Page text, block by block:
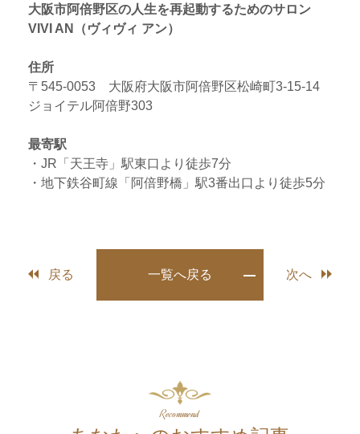
大阪市阿倍野区の人生を再起動するためのサロン
VIVI AN（ヴィヴィ アン）
住所
〒545-0053 大阪府大阪市阿倍野区松崎町3-15-14
ジョイテル阿倍野303
最寄駅
・JR「天王寺」駅東口より徒歩7分
・地下鉄谷町線「阿倍野橋」駅3番出口より徒歩5分
戻る 一覧へ戻る 次へ
Recommend